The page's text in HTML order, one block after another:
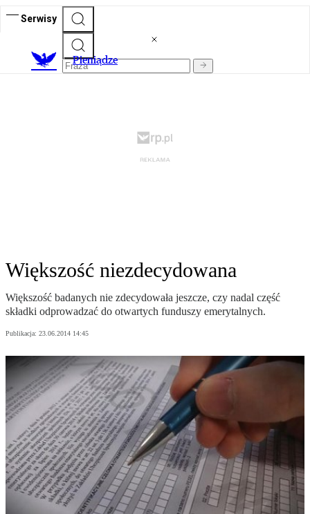
Serwisy
Pieniądze
Większość niezdecydowana
Większość badanych nie zdecydowała jeszcze, czy nadal część
składki odprowadzać do otwartych funduszy emerytalnych.
Publikacja: 23.06.2014 14:45